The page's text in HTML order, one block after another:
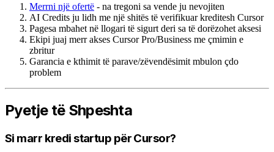
Merrni një ofertë - na tregoni sa vende ju nevojiten
AI Credits ju lidh me një shitës të verifikuar kreditesh Cursor
Pagesa mbahet në llogari të sigurt deri sa të dorëzohet aksesi
Ekipi juaj merr akses Cursor Pro/Business me çmimin e
zbritur
Garancia e kthimit të parave/zëvendësimit mbulon çdo
problem
Pyetje të Shpeshta
Si marr kredi startup për Cursor?